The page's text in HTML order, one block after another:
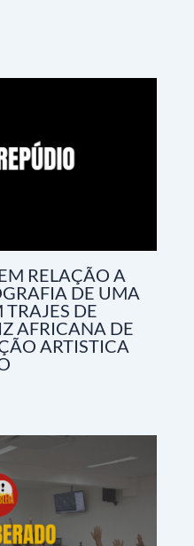
RELAÇÃO A
DE UMA
DE
AFRICANA DE
ARTISTICA